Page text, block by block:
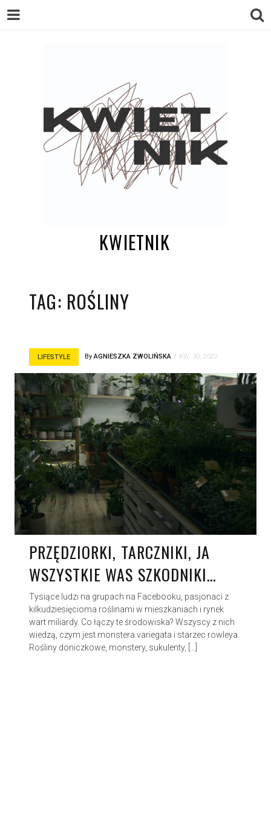
KWIETNIK
TAG: ROŚLINY
LIFESTYLE ByAGNIESZKA ZWOLIŃSKA KW. 30, 2022
PRZĘDZIORKI, TARCZNIKI, JA
WSZYSTKIE WAS SZKODNIKI…
Tysiące ludzi na grupach na Facebooku, pasjonaci z
kilkudziesięcioma roślinami w mieszkaniach i rynek
wart miliardy. Co łączy te środowiska? Wszyscy z nich
wiedzą, czym jest monstera variegata i starzec rowleya.
Rośliny doniczkowe, monstery, sukulenty, […]